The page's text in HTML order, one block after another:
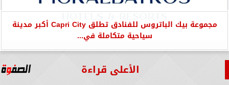
مجموعة بيك الباتروس للفنادق تطلق Capri City أكبر مدينة
سياحية متكاملة في...
الأعلى قراءة